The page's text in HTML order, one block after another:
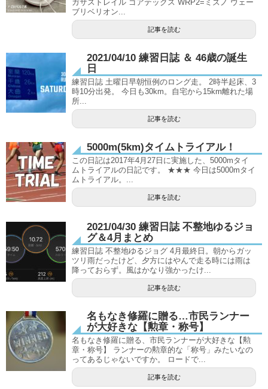
ガサストレイル ゴアテックス WRP2=ミズノ ウェー
ブリベリオン...
記事を読む
2021/04/10 練習日誌 ＆ 46歳の誕生
日
練習日誌 土曜日早朝恒例のロング走。 2時半起床、3
時10分出発。 今日も30km。自宅から15km離れた場
所...
記事を読む
5000m(5km)タイムトライアル！
この日記は2017年4月27日に実施した、5000mタイ
ムトライアルの日記です。 ★★★ 今日は5000mタイ
ムトライアル。...
記事を読む
2021/04/30 練習日誌 不整地ゆるジョ
グ＆4月まとめ
練習日誌 不整地ゆるジョグ 4月最終日。朝からガッ
ツリ雨だったけど、夕方にはやんで走る時には雨は
降っておらず。風はかなり強かったけ...
記事を読む
名もなき修羅に贈る…市民ランナー
が大好きな【勲章・称号】
名もなき修羅に贈る、市民ランナーが大好きな【勲
章・称号】 ランナーの勲章的な「称号」みたいなの
ってあるじゃないですか。 ロードで...
記事を読む